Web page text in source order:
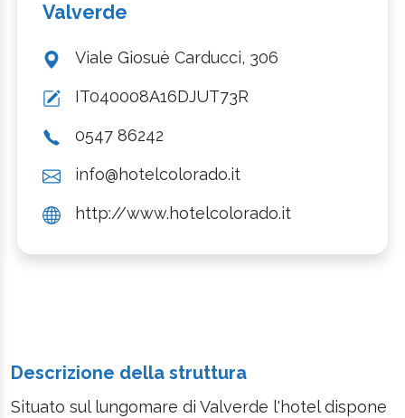
Valverde
Viale Giosuè Carducci, 306
IT040008A16DJUT73R
0547 86242
info@hotelcolorado.it
http://www.hotelcolorado.it
Descrizione della struttura
Situato sul lungomare di Valverde l'hotel dispone